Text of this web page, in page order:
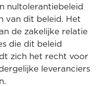
nultolerantiebeleid
van dit beleid. Het
de zakelijke relatie
die dit beleid
zich het recht voor
leveranciers